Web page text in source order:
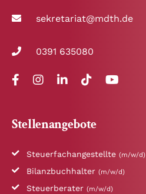
sekretariat@mdth.de
0391 635080
Stellenangebote
Steuerfachangestellte (m/w/d)
Bilanzbuchhalter (m/w/d)
Steuerberater (m/w/d)